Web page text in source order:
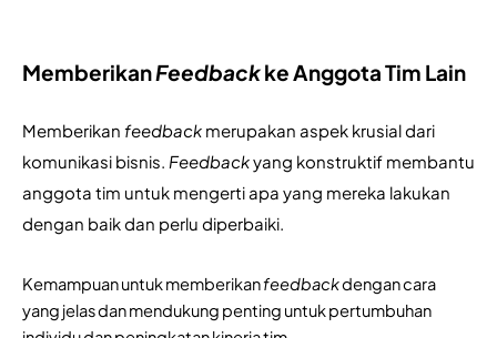
MemberikanFeedbackke Anggota Tim Lain
Memberikan feedback merupakan aspek krusial dari
komunikasi bisnis. Feedback yang konstruktif membantu
anggota tim untuk mengerti apa yang mereka lakukan
dengan baik dan perlu diperbaiki.
Kemampuan untuk memberikan feedback dengan cara
yang jelas dan mendukung penting untuk pertumbuhan